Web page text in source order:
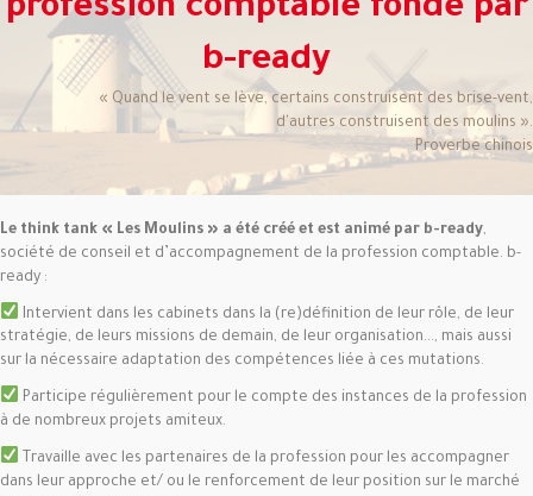
profession comptable fondé par
b-ready
« Quand le vent se lève, certains construisent des brise-vent,
d'autres construisent des moulins ».
Proverbe chinois
Le think tank « Les Moulins » a été créé et est animé par b-ready,
société de conseil et d’accompagnement de la profession comptable. b-
ready :
Intervient dans les cabinets dans la (re)définition de leur rôle, de leur
stratégie, de leurs missions de demain, de leur organisation..., mais aussi
sur la nécessaire adaptation des compétences liée à ces mutations.
Participe régulièrement pour le compte des instances de la profession
à de nombreux projets amiteux.
Travaille avec les partenaires de la profession pour les accompagner
dans leur approche et/ ou le renforcement de leur position sur le marché